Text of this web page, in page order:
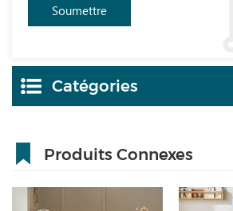
Catégories
Produits Connexes